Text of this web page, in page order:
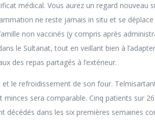
médical. Vous aurez un regard nouveau
ne reste jamais in situ et se
non vaccinés (y compris après
le Sultanat, tout en veillant bien à
des repas partagés à l’extérieur.
le refroidissement de son four.
sera comparable. Cinq patients sur
décédés dans les six premières semaines